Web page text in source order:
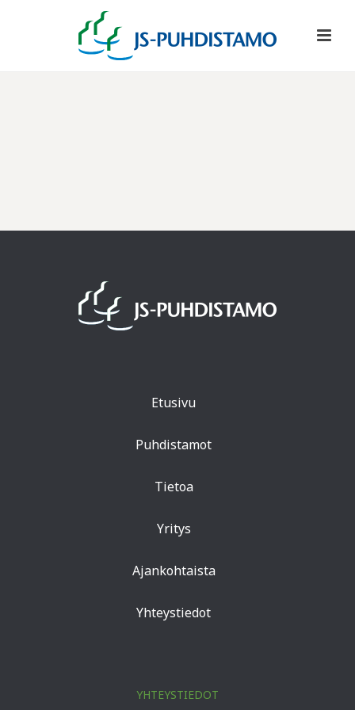
Etusivu
Puhdistamot
Tietoa
Yritys
Ajankohtaista
Yhteystiedot
YHTEYSTIEDOT